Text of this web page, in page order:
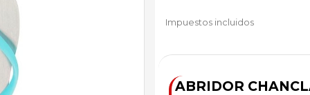
Impuestos incluidos
ABRIDOR